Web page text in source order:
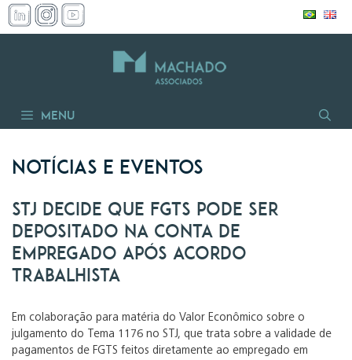
Pular
para
Menu
Notícias e Eventos
STJ decide que FGTS pode ser
depositado na conta de
empregado após acordo
trabalhista
Em colaboração para matéria do Valor Econômico sobre o
julgamento do Tema 1176 no STJ, que trata sobre a validade de
pagamentos de FGTS feitos diretamente ao empregado em